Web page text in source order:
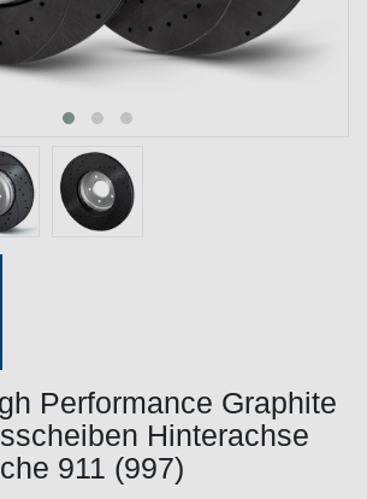
Performance Graphite
Hinterachse
911 (997)